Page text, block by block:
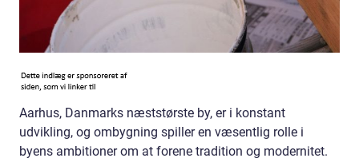
Aarhus, Danmarks næststørste by, er i konstant
udvikling, og ombygning spiller en væsentlig rolle i
byens ambitioner om at forene tradition og modernitet.